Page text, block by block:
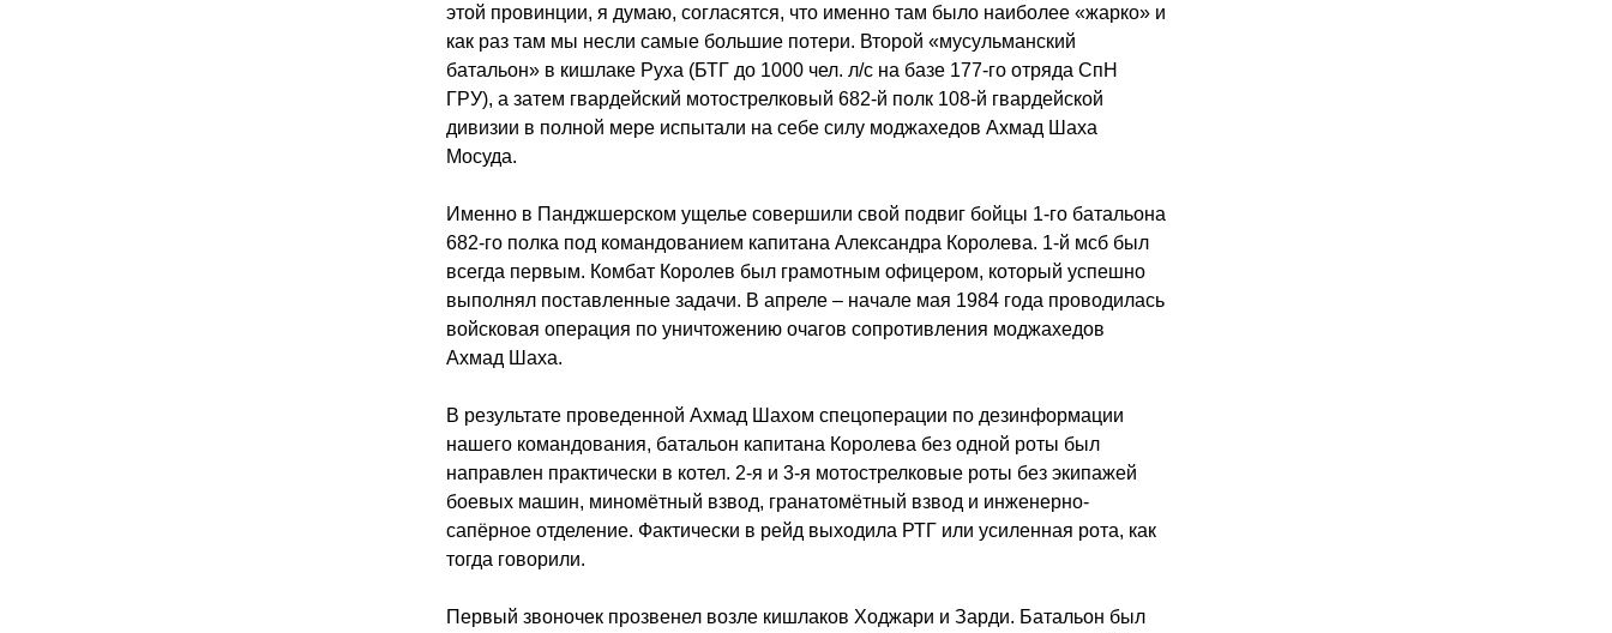
этой провинции, я думаю, согласятся, что именно там было наиболее «жарко» и
как раз там мы несли самые большие потери. Второй «мусульманский
батальон» в кишлаке Руха (БТГ до 1000 чел. л/с на базе 177-го отряда СпН
ГРУ), а затем гвардейский мотострелковый 682-й полк 108-й гвардейской
дивизии в полной мере испытали на себе силу моджахедов Ахмад Шаха
Мосуда.
Именно в Панджшерском ущелье совершили свой подвиг бойцы 1-го батальона
682-го полка под командованием капитана Александра Королева. 1-й мсб был
всегда первым. Комбат Королев был грамотным офицером, который успешно
выполнял поставленные задачи. В апреле – начале мая 1984 года проводилась
войсковая операция по уничтожению очагов сопротивления моджахедов
Ахмад Шаха.
В результате проведенной Ахмад Шахом спецоперации по дезинформации
нашего командования, батальон капитана Королева без одной роты был
направлен практически в котел. 2-я и 3-я мотострелковые роты без экипажей
боевых машин, миномётный взвод, гранатомётный взвод и инженерно-
сапёрное отделение. Фактически в рейд выходила РТГ или усиленная рота, как
тогда говорили.
Первый звоночек прозвенел возле кишлаков Ходжари и Зарди. Батальон был